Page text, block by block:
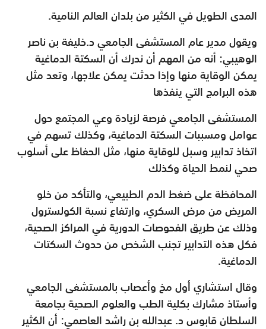
المدى الطويل في الكثير من بلدان العالم النامية.
ويقول مدير عام المستشفى الجامعي د.خليفة بن ناصر
الوهيبي: أنه من المهم أن ندرك أن السكتة الدماغية
يمكن الوقاية منها وإذا حدثت يمكن علاجها، وتعد مثل
هذه البرامج التي ينفذها
المستشفى الجامعي فرصة لزيادة وعي المجتمع حول
عوامل ومسببات السكتة الدماغية، وكذلك تسهم في
اتخاذ تدابير وسبل للوقاية منها، مثل الحفاظ على أسلوب
صحي لنمط الحياة وكذلك
المحافظة على ضغط الدم الطبيعي، والتأكد من خلو
المريض من مرض السكري، وارتفاع نسبة الكولسترول
وذلك عن طريق الفحوصات الدورية في المراكز الصحية،
فكل هذه التدابير تجنب الشخص من حدوث السكتات
الدماغية.
وقال استشاري أول مخ وأعصاب بالمستشفى الجامعي
وأستاذ مشارك بكلية الطب والعلوم الصحية بجامعة
السلطان قابوس د. عبدالله بن راشد العاصمي: أن الكثير